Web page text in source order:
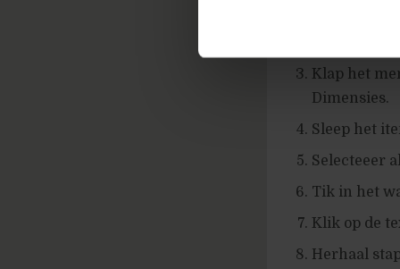
Klik op de
Klap het
Dimensies.
Sleep het
Selecteeer
Tik in het
Klik op de
Herhaal